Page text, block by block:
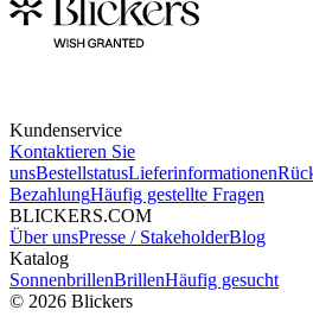
Kundenservice
Kontaktieren Sie
unsBestellstatusLieferinformationen
BezahlungHäufig gestellte Fragen
BLICKERS.COM
Über unsPresse / StakeholderBlog
Katalog
SonnenbrillenBrillenHäufig gesucht
© 2026 Blickers